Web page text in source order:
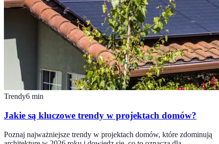
Trendy6 min
Jakie są kluczowe trendy w projektach domów?
Poznaj najważniejsze trendy w projektach domów, które zdominują